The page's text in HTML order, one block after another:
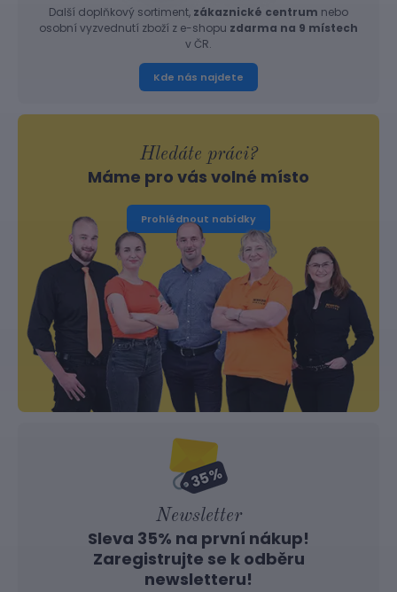
Další doplňkový sortiment, zákaznické centrum nebo
osobní vyzvednutí zboží z e-shopu zdarma na 9 místech
v ČR.
Kde nás najdete
Hledáte práci?
Máme pro vás volné místo
Prohlédnout nabídky
Newsletter
Sleva 35% na první nákup!
Zaregistrujte se k odběru
newsletteru!